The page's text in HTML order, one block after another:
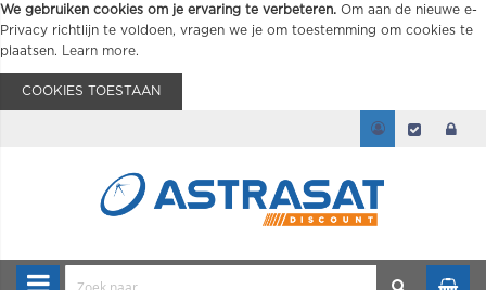
We gebruiken cookies om je ervaring te verbeteren. Om aan de nieuwe e-
Privacy richtlijn te voldoen, vragen we je om toestemming om cookies te
plaatsen.
Learn more.
COOKIES TOESTAAN